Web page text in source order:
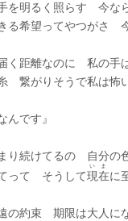
を明るく照らす 今な
る希望ってやつがさ
く距離なのに 私の手
繋がりそうで私は怖
んです』
り続けてるの 自分の
って そうして現在
いま
に
の約束 期限は大人に